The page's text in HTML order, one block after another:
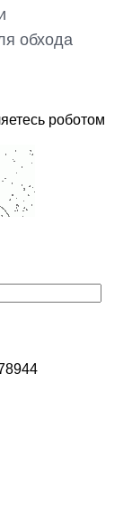
обхода
роботом